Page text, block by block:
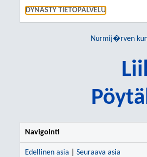
DYNASTY TIETOPALVELU
Nurmij�rven
Navigointi
Edellinen asia Seuraava asia